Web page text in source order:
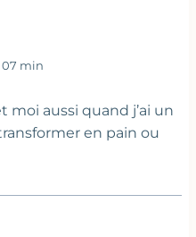
07 min
moi aussi quand j’ai un
en pain ou